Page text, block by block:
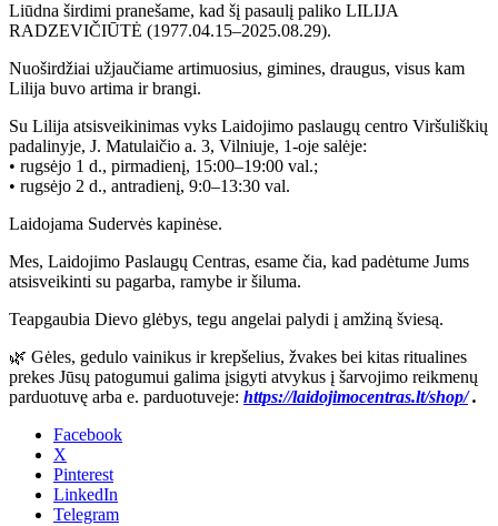
Liūdna širdimi pranešame, kad šį pasaulį paliko LILIJA
RADZEVIČIŪTĖ (1977.04.15–2025.08.29).
Nuoširdžiai užjaučiame artimuosius, gimines, draugus, visus kam
Lilija buvo artima ir brangi.
Su Lilija atsisveikinimas vyks Laidojimo paslaugų centro Viršuliškių
padalinyje, J. Matulaičio a. 3, Vilniuje, 1-oje salėje:
• rugsėjo 1 d., pirmadienį, 15:00–19:00 val.;
• rugsėjo 2 d., antradienį, 9:0–13:30 val.
Laidojama Sudervės kapinėse.
Mes, Laidojimo Paslaugų Centras, esame čia, kad padėtume Jums
atsisveikinti su pagarba, ramybe ir šiluma.
Teapgaubia Dievo glėbys, tegu angelai palydi į amžiną šviesą.
🌿 Gėles, gedulo vainikus ir krepšelius, žvakes bei kitas ritualines
prekes Jūsų patogumui galima įsigyti atvykus į šarvojimo reikmenų
parduotuvę arba e. parduotuveje: https://laidojimocentras.lt/shop/.
Facebook
X
Pinterest
LinkedIn
Telegram